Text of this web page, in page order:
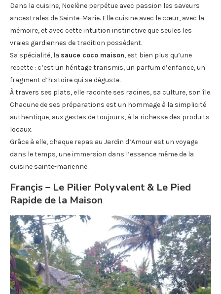
Dans la cuisine, Noelène perpétue avec passion les saveurs
ancestrales de Sainte-Marie. Elle cuisine avec le cœur, avec la
mémoire, et avec cette intuition instinctive que seules les
vraies gardiennes de tradition possèdent.
Sa spécialité, la sauce coco maison, est bien plus qu’une
recette : c’est un héritage transmis, un parfum d’enfance, un
fragment d’histoire qui se déguste.
À travers ses plats, elle raconte ses racines, sa culture, son île.
Chacune de ses préparations est un hommage à la simplicité
authentique, aux gestes de toujours, à la richesse des produits
locaux.
Grâce à elle, chaque repas au Jardin d’Amour est un voyage
dans le temps, une immersion dans l’essence même de la
cuisine sainte-marienne.
Françis – Le Pilier Polyvalent & Le Pied
Rapide de la Maison